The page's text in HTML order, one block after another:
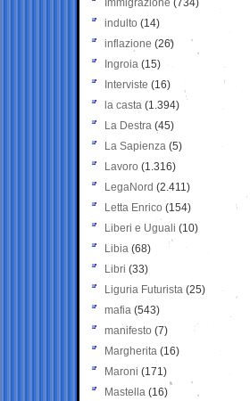
Immigrazione (734)
indulto (14)
inflazione (26)
Ingroia (15)
Interviste (16)
la casta (1.394)
La Destra (45)
La Sapienza (5)
Lavoro (1.316)
LegaNord (2.411)
Letta Enrico (154)
Liberi e Uguali (10)
Libia (68)
Libri (33)
Liguria Futurista (25)
mafia (543)
manifesto (7)
Margherita (16)
Maroni (171)
Mastella (16)